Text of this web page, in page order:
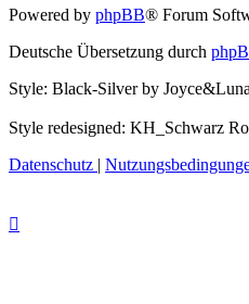
Powered by phpBB® Forum
Deutsche Übersetzung durch
Style: Black-Silver by Joyce&Luna
Style redesigned: KH_Schwarz
Datenschutz |